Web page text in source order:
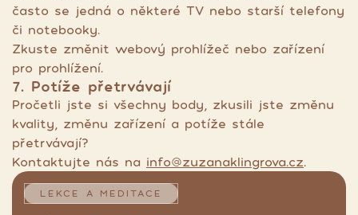
často se jedná o některé TV nebo starší telefony
či notebooky.
Zkuste změnit webový prohlížeč nebo zařízení
pro prohlížení.
7. Potíže přetrvávají
Pročetli jste si všechny body, zkusili jste změnu
kvality, změnu zařízení a potíže stále
přetrvávají?
Kontaktujte nás na info@zuzanaklingrova.cz.
LEKCE A MEDITACE